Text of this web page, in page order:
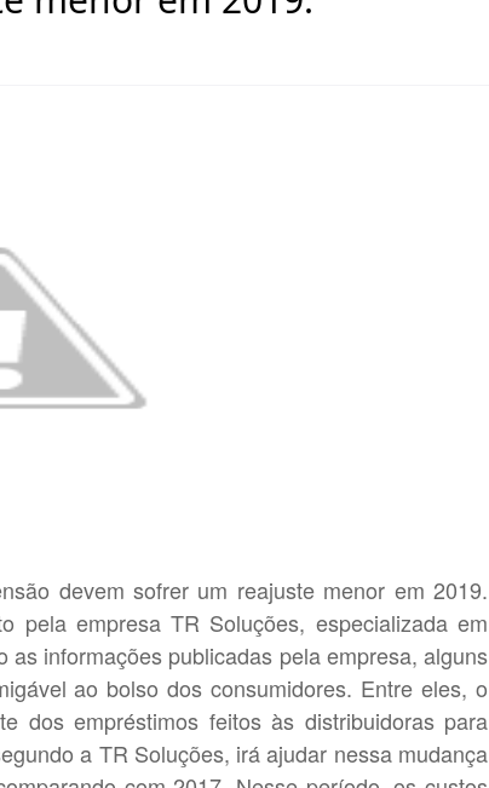
devem sofrer um reajuste menor em 2019.
pela empresa TR Soluções, especializada em
informações publicadas pela empresa, alguns
ao bolso dos consumidores. Entre eles, o
dos empréstimos feitos às distribuidoras para
a TR Soluções, irá ajudar nessa mudança